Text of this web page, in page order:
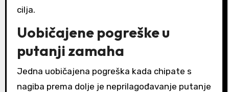
cilja.
Uobičajene pogreške u
putanji zamaha
Jedna uobičajena pogreška kada chipate s
nagiba prema dolje je neprilagođavanje putanje